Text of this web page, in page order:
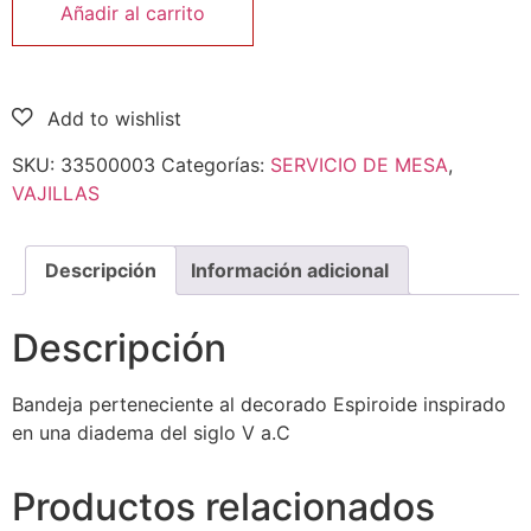
Añadir al carrito
SKU: 33500003 Categorías: SERVICIO DE MESA,
VAJILLAS
Descripción Información adicional
Descripción
Bandeja perteneciente al decorado Espiroide inspirado
en una diadema del siglo V a.C
Productos relacionados